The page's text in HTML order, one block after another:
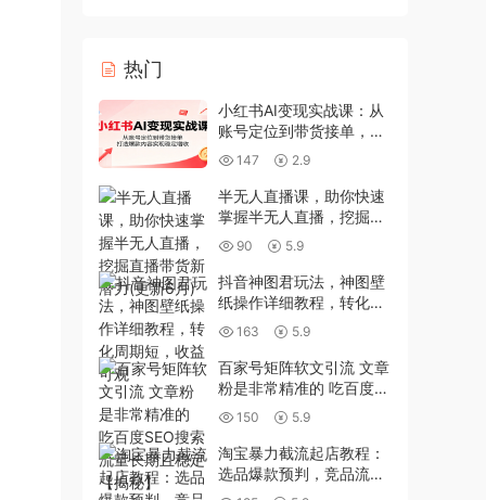
热门
小红书AI变现实战课：从
账号定位到带货接单，打
造爆款内容实现稳定增收
147 2.9
半无人直播课，助你快速
掌握半无人直播，挖掘直
播带货新潜力(更新6月)
90 5.9
抖音神图君玩法，神图壁
纸操作详细教程，转化周
期短，收益可观
163 5.9
百家号矩阵软文引流 文章
粉是非常精准的 吃百度
SEO搜索流量长期且稳定
【揭秘】
150 5.9
淘宝暴力截流起店教程：
选品爆款预判，竞品流量
截取，投产比提升